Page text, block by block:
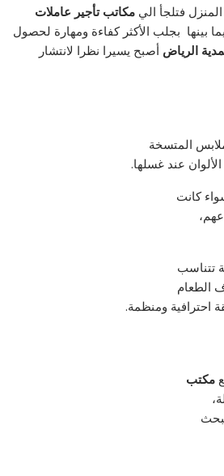
فتلجأ الي مكاتب تأجير عاملات
بينها بجلب الأكثر كفاءة ومهارة لحصول
الرياض أصبح يسيرا نظرا لانتشار
المتسخة
عند غسلها.
كانت
تتناسب
الطعام
احترافية ومنظمة.
مكتب